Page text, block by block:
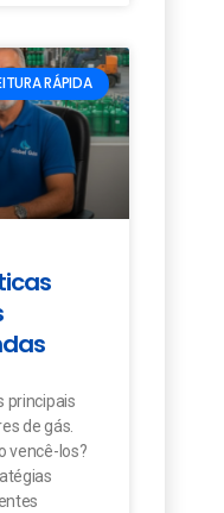
RÁPIDA
principais
de gás.
vencê-los?